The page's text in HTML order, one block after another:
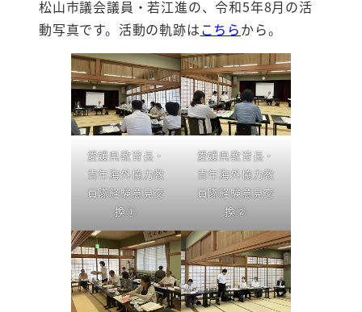
松山市議会議員・若江進の、令和5年8月の活
動写真です。活動の軌跡はこちらから。
愛媛県教育長・
青年海外協力教
員隊経験意見交
換①
愛媛県教育長・
青年海外協力教
員隊経験意見交
換②